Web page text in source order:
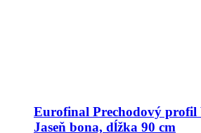
Eurofinal Prechodový
Jaseň bona, dĺžka 90 cm